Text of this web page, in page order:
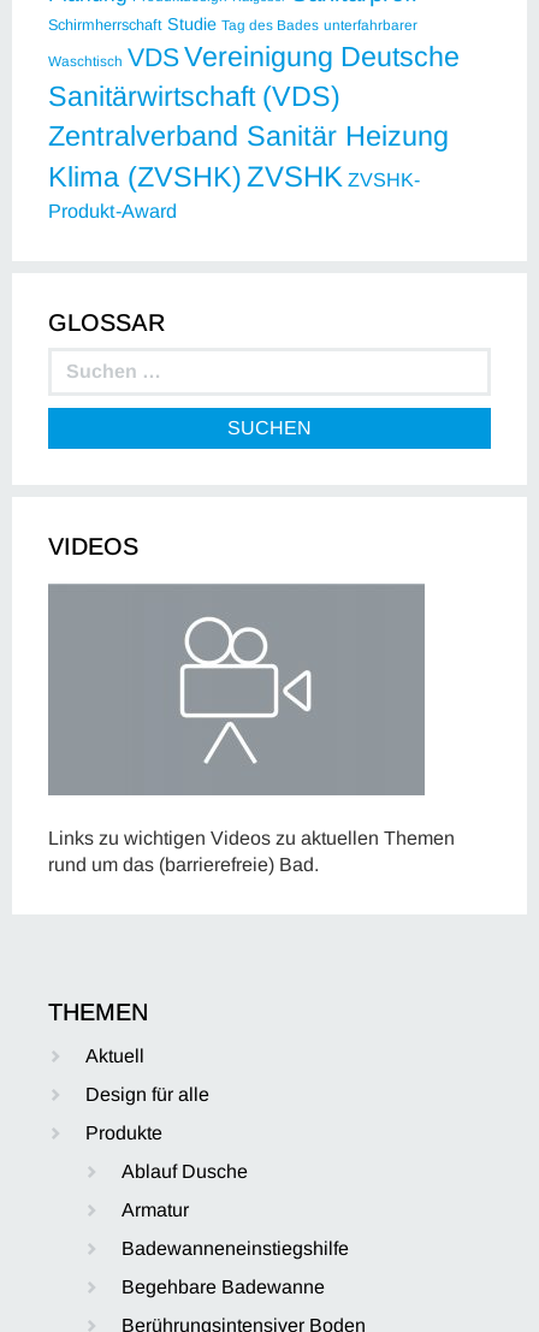
Schirmherrschaft Studie Tag des Bades unterfahrbarer
Waschtisch VDSVereinigung Deutsche
Sanitärwirtschaft (VDS)
Zentralverband Sanitär Heizung
Klima (ZVSHK)ZVSHK ZVSHK-
Produkt-Award
GLOSSAR
SUCHEN
VIDEOS
Links zu wichtigen Videos zu aktuellen Themen
rund um das (barrierefreie) Bad.
THEMEN
Aktuell
Design für alle
Produkte
Ablauf Dusche
Armatur
Badewanneneinstiegshilfe
Begehbare Badewanne
Berührungsintensiver Boden